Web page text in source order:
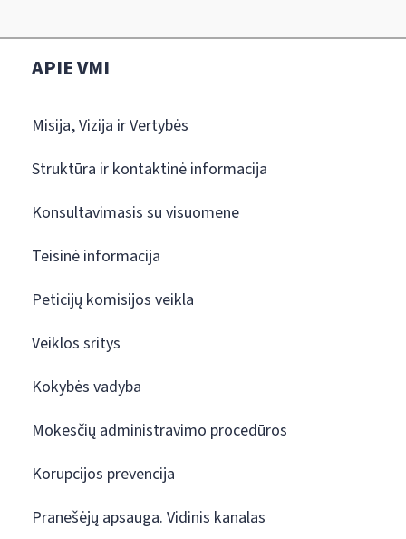
APIE VMI
Misija, Vizija ir Vertybės
Struktūra ir kontaktinė informacija
Konsultavimasis su visuomene
Teisinė informacija
Peticijų komisijos veikla
Veiklos sritys
Kokybės vadyba
Mokesčių administravimo procedūros
Korupcijos prevencija
Pranešėjų apsauga. Vidinis kanalas